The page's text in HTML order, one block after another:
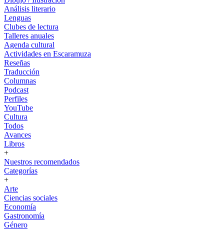
Análisis literario
Lenguas
Clubes de lectura
Talleres anuales
Agenda cultural
Actividades en Escaramuza
Reseñas
Traducción
Columnas
Podcast
Perfiles
YouTube
Cultura
Todos
Avances
Libros
+
Nuestros recomendados
Categorías
+
Arte
Ciencias sociales
Economía
Gastronomía
Género